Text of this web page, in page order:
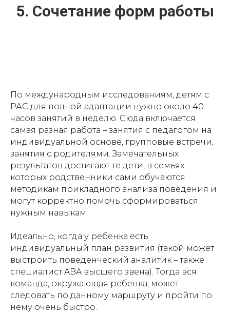
5. Сочетание форм работы
По международным исследованиям, детям с
РАС для полной адаптации нужно около 40
часов занятий в неделю. Сюда включается
самая разная работа – занятия с педагогом на
индивидуальной основе, групповые встречи,
занятия с родителями. Замечательных
результатов достигают те дети, в семьях
которых родственники сами обучаются
методикам прикладного анализа поведения и
могут корректно помочь сформироваться
нужным навыкам.
Идеально, когда у ребенка есть
индивидуальный план развития (такой может
выстроить поведенческий аналитик – также
специалист ABA высшего звена). Тогда вся
команда, окружающая ребенка, может
следовать по данному маршруту и пройти по
нему очень быстро.